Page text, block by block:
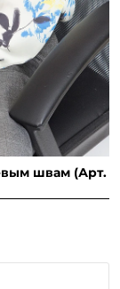
швам (Арт.